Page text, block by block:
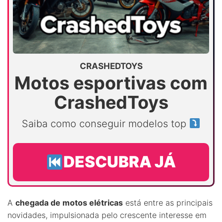
CRASHEDTOYS
Motos esportivas com
CrashedToys
Saiba como conseguir modelos top
DESCUBRA JÁ
A chegada de motos elétricas está entre as principais
novidades, impulsionada pelo crescente interesse em